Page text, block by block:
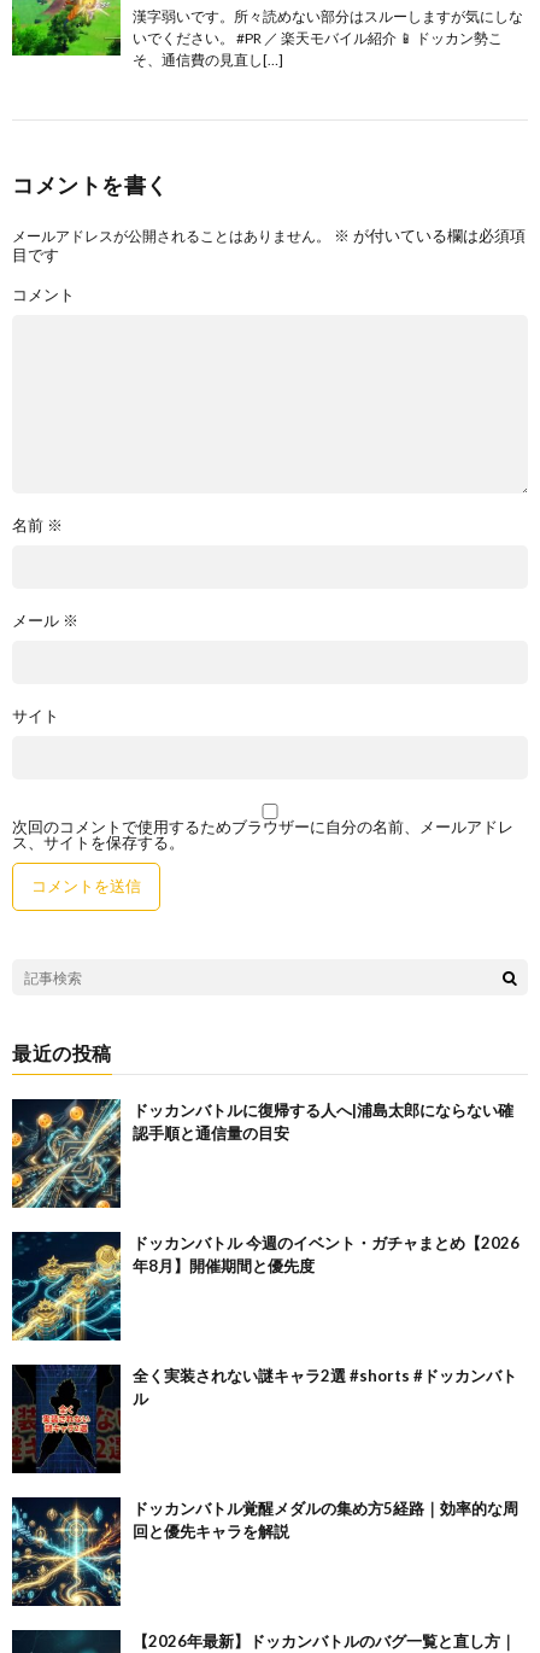
漢字弱いです。所々読めない部分はスルーしますが気にしな
いでください。 #PR ／ 楽天モバイル紹介 📱 ドッカン勢こ
そ、通信費の見直し[…]
コメントを書く
メールアドレスが公開されることはありません。 ※ が付いている欄は必須項
目です
コメント
名前 ※
メール ※
サイト
次回のコメントで使用するためブラウザーに自分の名前、メールアドレ
ス、サイトを保存する。
最近の投稿
ドッカンバトルに復帰する人へ|浦島太郎にならない確
認手順と通信量の目安
ドッカンバトル 今週のイベント・ガチャまとめ【2026
年8月】開催期間と優先度
全く実装されない謎キャラ2選 #shorts #ドッカンバト
ル
ドッカンバトル覚醒メダルの集め方5経路｜効率的な周
回と優先キャラを解説
【2026年最新】ドッカンバトルのバグ一覧と直し方｜